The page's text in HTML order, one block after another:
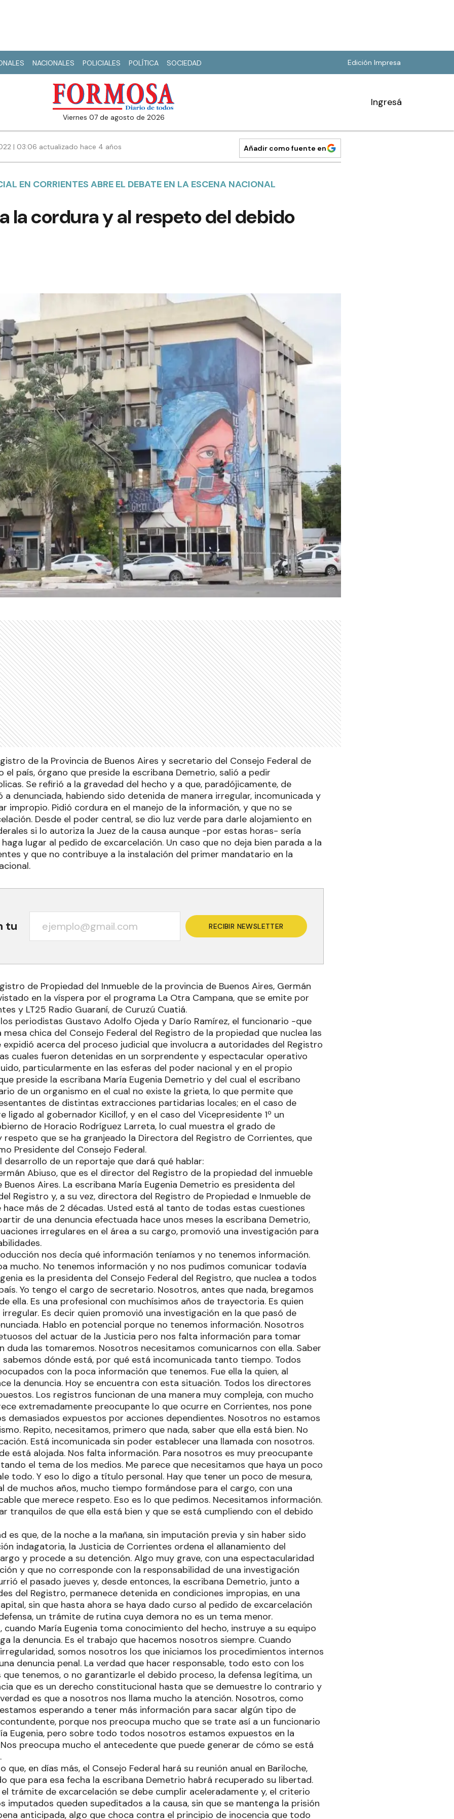
NACIONALES POLICIALES POLÍTICA SOCIEDAD Edición Impresa
viernes 07 de agosto de 2026
Ingresá
| 03:06 actualizado hace 4 años Añadir como fuente en
EN CORRIENTES ABRE EL DEBATE EN LA ESCENA NACIONAL
la cordura y al respeto del debido
de la Provincia de Buenos Aires y secretario del Consejo Federal de
el país, órgano que preside la escribana Demetrio, salió a pedir
Se refirió a la gravedad del hecho y a que, paradójicamente, de
a denunciada, habiendo sido detenida de manera irregular, incomunicada y
impropio. Pidió cordura en el manejo de la información, y que no se
Desde el poder central, se dio luz verde para darle alojamiento en
si lo autoriza la Juez de la causa aunque -por estas horas- sería
lugar al pedido de excarcelación. Un caso que no deja bien parada a la
y que no contribuye a la instalación del primer mandatario en la
tu RECIBIR NEWSLETTER
de Propiedad del Inmueble de la provincia de Buenos Aires, Germán
en la víspera por el programa La Otra Campana, que se emite por
y LT25 Radio Guaraní, de Curuzú Cuatiá.
periodistas Gustavo Adolfo Ojeda y Darío Ramírez, el funcionario -que
chica del Consejo Federal del Registro de la propiedad que nuclea las
acerca del proceso judicial que involucra a autoridades del Registro
cuales fueron detenidas en un sorprendente y espectacular operativo
particularmente en las esferas del poder nacional y en el propio
preside la escribana María Eugenia Demetrio y del cual el escribano
de un organismo en el cual no existe la grieta, lo que permite que
de distintas extracciones partidarias locales; en el caso de
ligado al gobernador Kicillof, y en el caso del Vicepresidente 1º un
de Horacio Rodríguez Larreta, lo cual muestra el grado de
que se ha granjeado la Directora del Registro de Corrientes, que
Presidente del Consejo Federal.
desarrollo de un reportaje que dará qué hablar:
Abiuso, que es el director del Registro de la propiedad del inmueble
Aires. La escribana María Eugenia Demetrio es presidenta del
Registro y, a su vez, directora del Registro de Propiedad e Inmueble de
más de 2 décadas. Usted está al tanto de todas estas cuestiones
de una denuncia efectuada hace unos meses la escribana Demetrio,
irregulares en el área a su cargo, promovió una investigación para
nos decía qué información teníamos y no tenemos información.
mucho. No tenemos información y no nos pudimos comunicar todavía
es la presidenta del Consejo Federal del Registro, que nuclea a todos
Yo tengo el cargo de secretario. Nosotros, antes que nada, bregamos
ella. Es una profesional con muchísimos años de trayectoria. Es quien
Es decir quien promovió una investigación en la que pasó de
Hablo en potencial porque no tenemos información. Nosotros
del actuar de la Justicia pero nos falta información para tomar
duda las tomaremos. Nosotros necesitamos comunicarnos con ella. Saber
sabemos dónde está, por qué está incomunicada tanto tiempo. Todos
con la poca información que tenemos. Fue ella la quien, al
la denuncia. Hoy se encuentra con esta situación. Todos los directores
Los registros funcionan de una manera muy compleja, con mucho
extremadamente preocupante lo que ocurre en Corrientes, nos pone
demasiados expuestos por acciones dependientes. Nosotros no estamos
Repito, necesitamos, primero que nada, saber que ella está bien. No
Está incomunicada sin poder establecer una llamada con nosotros.
está alojada. Nos falta información. Para nosotros es muy preocupante
el tema de los medios. Me parece que necesitamos que haya un poco
todo. Y eso lo digo a título personal. Hay que tener un poco de mesura,
de muchos años, mucho tiempo formándose para el cargo, con una
que merece respeto. Eso es lo que pedimos. Necesitamos información.
tranquilos de que ella está bien y que se está cumpliendo con el debido
es que, de la noche a la mañana, sin imputación previa y sin haber sido
indagatoria, la Justicia de Corrientes ordena el allanamiento del
y procede a su detención. Algo muy grave, con una espectacularidad
y que no corresponde con la responsabilidad de una investigación
el pasado jueves y, desde entonces, la escribana Demetrio, junto a
del Registro, permanece detenida en condiciones impropias, en una
sin que hasta ahora se haya dado curso al pedido de excarcelación
un trámite de rutina cuya demora no es un tema menor.
María Eugenia toma conocimiento del hecho, instruye a su equipo
la denuncia. Es el trabajo que hacemos nosotros siempre. Cuando
somos nosotros los que iniciamos los procedimientos internos
denuncia penal. La verdad que hacer responsable, todo esto con los
tenemos, o no garantizarle el debido proceso, la defensa legítima, un
que es un derecho constitucional hasta que se demuestre lo contrario y
es que a nosotros nos llama mucho la atención. Nosotros, como
esperando a tener más información para sacar algún tipo de
porque nos preocupa mucho que se trate así a un funcionario
Eugenia, pero sobre todo todos nosotros estamos expuestos en la
preocupa mucho el antecedente que puede generar de cómo se está
que, en días más, el Consejo Federal hará su reunión anual en Bariloche,
que para esa fecha la escribana Demetrio habrá recuperado su libertad.
trámite de excarcelación se debe cumplir aceleradamente y, el criterio
imputados queden supeditados a la causa, sin que se mantenga la prisión
anticipada, algo que choca contra el principio de inocencia que todo